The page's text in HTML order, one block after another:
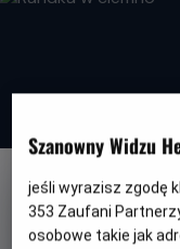
Szanowny Widzu
jeśli wyrazisz zgodę
353 Zaufani
osobowe takie jak